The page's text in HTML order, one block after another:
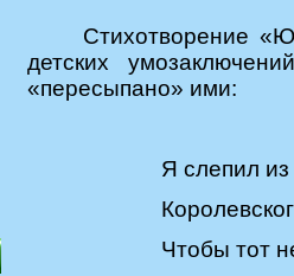
Стихотворение
детских
«пересыпано» ими:
Я слепил
Чтобы тот